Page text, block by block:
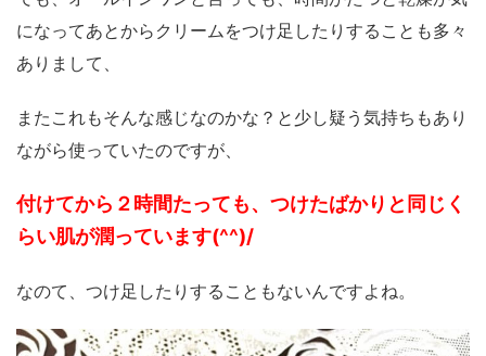
になってあとからクリームをつけ足したりすることも多々
ありまして、
またこれもそんな感じなのかな？と少し疑う気持ちもあり
ながら使っていたのですが、
付けてから２時間たっても、つけたばかりと同じく
らい肌が潤っています(^^)/
なのて、つけ足したりすることもないんですよね。